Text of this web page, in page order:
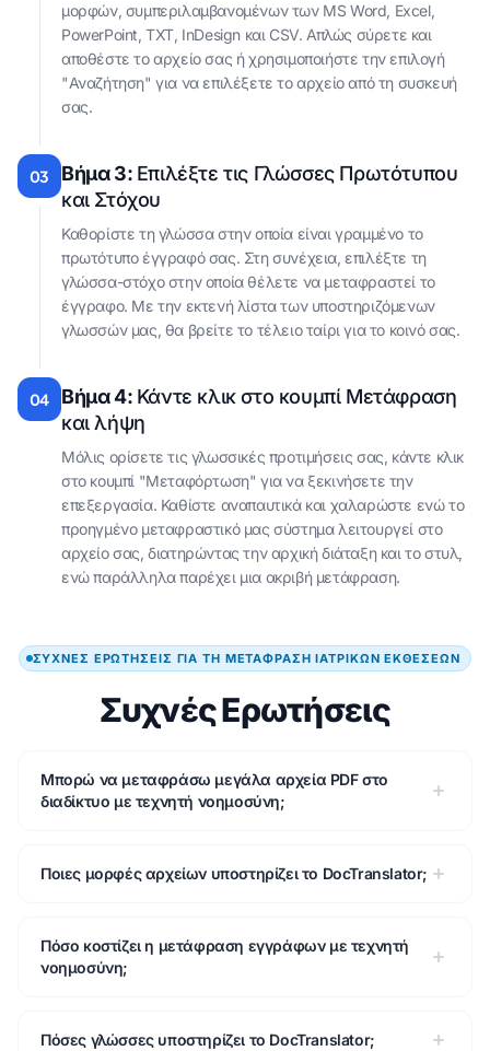
μορφών, συμπεριλαμβανομένων των MS Word, Excel,
PowerPoint, TXT, InDesign και CSV. Απλώς σύρετε και
αποθέστε το αρχείο σας ή χρησιμοποιήστε την επιλογή
"Αναζήτηση" για να επιλέξετε το αρχείο από τη συσκευή
σας.
03 Βήμα 3: Επιλέξτε τις Γλώσσες Πρωτότυπου
και Στόχου
Καθορίστε τη γλώσσα στην οποία είναι γραμμένο το
πρωτότυπο έγγραφό σας. Στη συνέχεια, επιλέξτε τη
γλώσσα-στόχο στην οποία θέλετε να μεταφραστεί το
έγγραφο. Με την εκτενή λίστα των υποστηριζόμενων
γλωσσών μας, θα βρείτε το τέλειο ταίρι για το κοινό σας.
04 Βήμα 4: Κάντε κλικ στο κουμπί Μετάφραση
και λήψη
Μόλις ορίσετε τις γλωσσικές προτιμήσεις σας, κάντε κλικ
στο κουμπί "Μεταφόρτωση" για να ξεκινήσετε την
επεξεργασία. Καθίστε αναπαυτικά και χαλαρώστε ενώ το
προηγμένο μεταφραστικό μας σύστημα λειτουργεί στο
αρχείο σας, διατηρώντας την αρχική διάταξη και το στυλ,
ενώ παράλληλα παρέχει μια ακριβή μετάφραση.
ΣΥΧΝΈΣ ΕΡΩΤΉΣΕΙΣ ΓΙΑ ΤΗ ΜΕΤΆΦΡΑΣΗ ΙΑΤΡΙΚΏΝ ΕΚΘΈΣΕΩΝ
Συχνές Ερωτήσεις
Μπορώ να μεταφράσω μεγάλα αρχεία PDF στο
διαδίκτυο με τεχνητή νοημοσύνη;
Ποιες μορφές αρχείων υποστηρίζει το DocTranslator;
Πόσο κοστίζει η μετάφραση εγγράφων με τεχνητή
νοημοσύνη;
Πόσες γλώσσες υποστηρίζει το DocTranslator;